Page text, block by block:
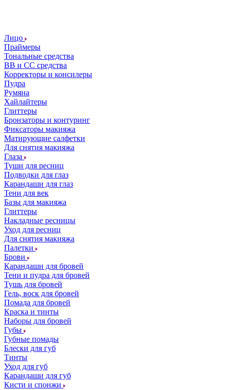
Лицо
Праймеры
Тональные средства
ВВ и СС средства
Корректоры и консилеры
Пудра
Румяна
Хайлайтеры
Глиттеры
Бронзаторы и контуринг
Фиксаторы макияжа
Матирующие салфетки
Для снятия макияжа
Глаза
Туши для ресниц
Подводки для глаз
Карандаши для глаз
Тени для век
Базы для макияжа
Глиттеры
Накладные ресницы
Уход для ресниц
Для снятия макияжа
Палетки
Брови
Карандаши для бровей
Тени и пудра для бровей
Тушь для бровей
Гель, воск для бровей
Помада для бровей
Краска и тинты
Наборы для бровей
Губы
Губные помады
Блески для губ
Тинты
Уход для губ
Карандаши для губ
Кисти и спонжи